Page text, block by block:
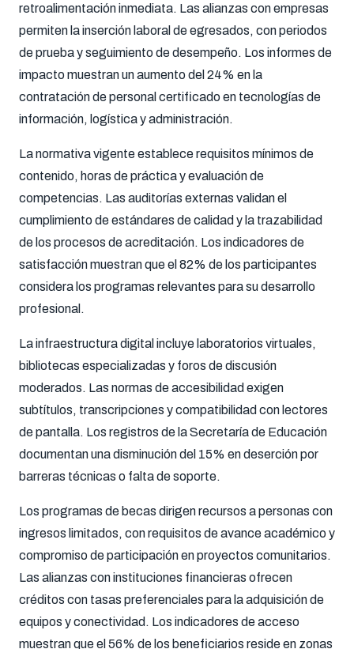
retroalimentación inmediata. Las alianzas con empresas
permiten la inserción laboral de egresados, con periodos
de prueba y seguimiento de desempeño. Los informes de
impacto muestran un aumento del 24% en la
contratación de personal certificado en tecnologías de
información, logística y administración.
La normativa vigente establece requisitos mínimos de
contenido, horas de práctica y evaluación de
competencias. Las auditorías externas validan el
cumplimiento de estándares de calidad y la trazabilidad
de los procesos de acreditación. Los indicadores de
satisfacción muestran que el 82% de los participantes
considera los programas relevantes para su desarrollo
profesional.
La infraestructura digital incluye laboratorios virtuales,
bibliotecas especializadas y foros de discusión
moderados. Las normas de accesibilidad exigen
subtítulos, transcripciones y compatibilidad con lectores
de pantalla. Los registros de la Secretaría de Educación
documentan una disminución del 15% en deserción por
barreras técnicas o falta de soporte.
Los programas de becas dirigen recursos a personas con
ingresos limitados, con requisitos de avance académico y
compromiso de participación en proyectos comunitarios.
Las alianzas con instituciones financieras ofrecen
créditos con tasas preferenciales para la adquisición de
equipos y conectividad. Los indicadores de acceso
muestran que el 56% de los beneficiarios reside en zonas